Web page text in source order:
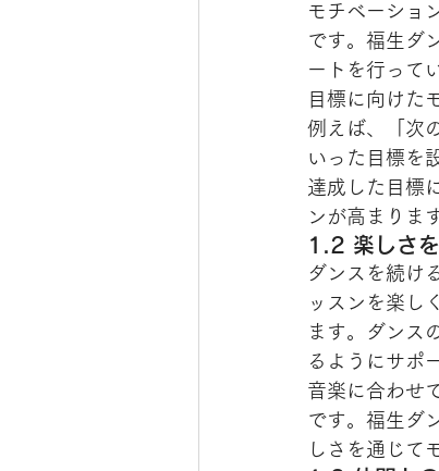
モチベーショ
です。福生ダ
ートを行って
目標に向けた
例えば、「次
いった目標を
達成した目標
ンが高まりま
1.2 楽しさ
ダンスを続け
ッスンを楽し
ます。ダンス
るようにサポ
音楽に合わせ
です。福生ダ
しさを通じて